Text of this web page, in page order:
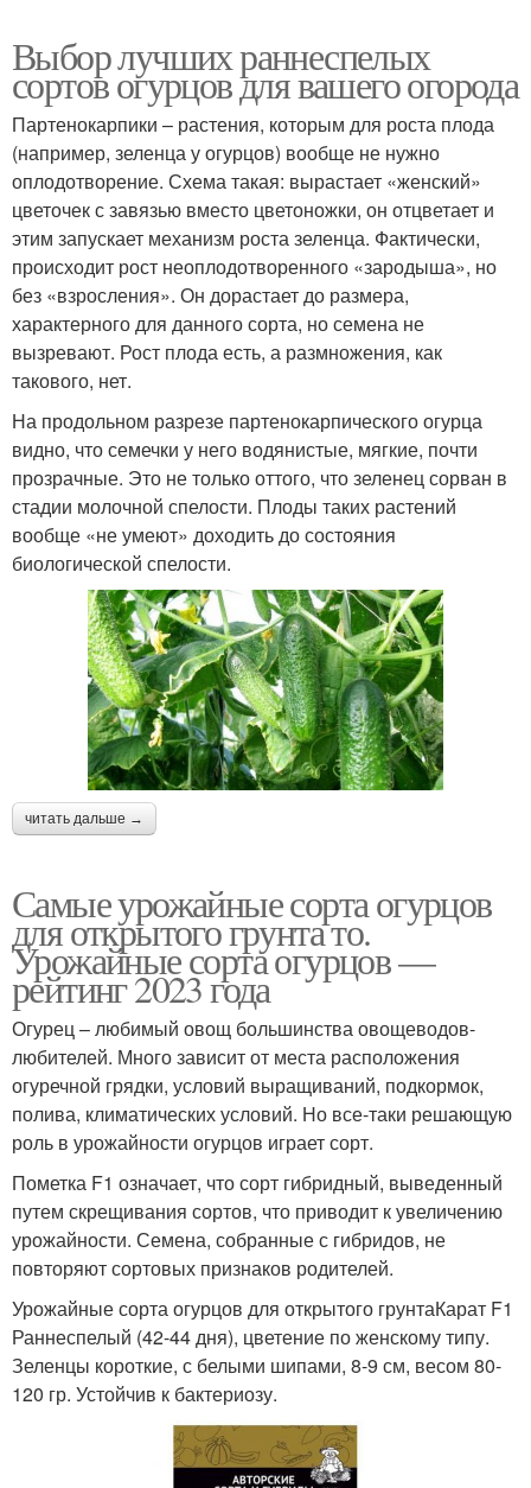
Выбор лучших раннеспелых
сортов огурцов для вашего огорода
Партенокарпики – растения, которым для роста плода
(например, зеленца у огурцов) вообще не нужно
оплодотворение. Схема такая: вырастает «женский»
цветочек с завязью вместо цветоножки, он отцветает и
этим запускает механизм роста зеленца. Фактически,
происходит рост неоплодотворенного «зародыша», но
без «взросления». Он дорастает до размера,
характерного для данного сорта, но семена не
вызревают. Рост плода есть, а размножения, как
такового, нет.
На продольном разрезе партенокарпического огурца
видно, что семечки у него водянистые, мягкие, почти
прозрачные. Это не только оттого, что зеленец сорван в
стадии молочной спелости. Плоды таких растений
вообще «не умеют» доходить до состояния
биологической спелости.
читать дальше →
Самые урожайные сорта огурцов
для открытого грунта то.
Урожайные сорта огурцов —
рейтинг 2023 года
Огурец – любимый овощ большинства овощеводов-
любителей. Много зависит от места расположения
огуречной грядки, условий выращиваний, подкормок,
полива, климатических условий. Но все-таки решающую
роль в урожайности огурцов играет сорт.
Пометка F1 означает, что сорт гибридный, выведенный
путем скрещивания сортов, что приводит к увеличению
урожайности. Семена, собранные с гибридов, не
повторяют сортовых признаков родителей.
Урожайные сорта огурцов для открытого грунтаКарат F1
Раннеспелый (42-44 дня), цветение по женскому типу.
Зеленцы короткие, с белыми шипами, 8-9 см, весом 80-
120 гр. Устойчив к бактериозу.